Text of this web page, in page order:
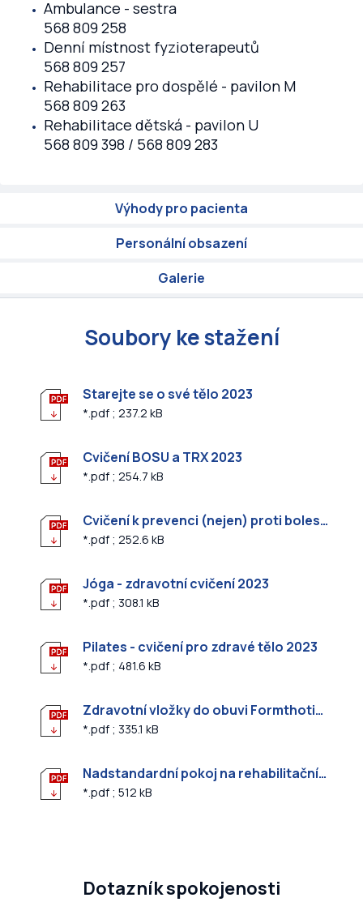
Ambulance - sestra
568 809 258
Denní místnost fyzioterapeutů
568 809 257
Rehabilitace pro dospělé - pavilon M
568 809 263
Rehabilitace dětská - pavilon U
568 809 398 / 568 809 283
Výhody pro pacienta
Personální obsazení
Galerie
Soubory ke stažení
Starejte se o své tělo 2023
*.pdf ; 237.2 kB
Cvičení BOSU a TRX 2023
*.pdf ; 254.7 kB
Cvičení k prevenci (nejen) proti bolesti zad 2023
*.pdf ; 252.6 kB
Jóga - zdravotní cvičení 2023
*.pdf ; 308.1 kB
Pilates - cvičení pro zdravé tělo 2023
*.pdf ; 481.6 kB
Zdravotní vložky do obuvi Formthotics
*.pdf ; 335.1 kB
Nadstandardní pokoj na rehabilitačním oddělení
*.pdf ; 512 kB
Dotazník spokojenosti